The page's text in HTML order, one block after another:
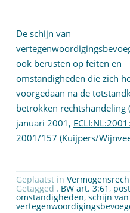
De schijn van
ook berusten op feiten en
omstandigheden die zich
voorgedaan na de
betrokken rechtshandeling
januari 2001,
2001/157 (Kuijpers/
Geplaatst in
Getagged , BW art. 3:61 ,
omstandigheden, schijn van